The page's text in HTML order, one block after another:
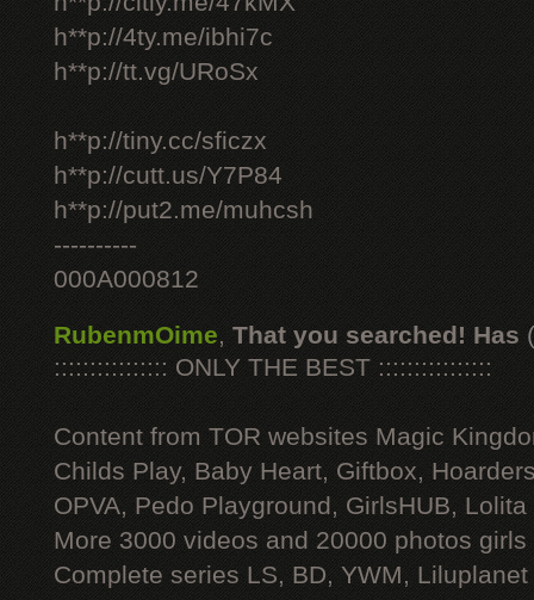
h**p://4ty.me/ibhi7c
h**p://tt.vg/URoSx
h**p://tiny.cc/sficzx
h**p://cutt.us/Y7P84
h**p://put2.me/muhcsh
----------
000A000812
RubenmOime, That you searched! Has
:::::::::::::::: ONLY THE BEST ::::::::::::::::
Content from TOR websites Magic
Childs Play, Baby Heart, Giftbox,
OPVA, Pedo Playground, GirlsHUB, Lolita
More 3000 videos and 20000 photos
Complete series LS, BD, YWM, Liluplanet